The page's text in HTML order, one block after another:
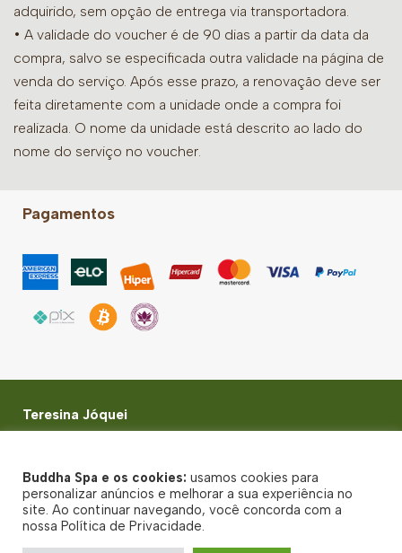
adquirido, sem opção de entrega via transportadora.
• A validade do voucher é de 90 dias a partir da data da
compra, salvo se especificada outra validade na página de
venda do serviço. Após esse prazo, a renovação deve ser
feita diretamente com a unidade onde a compra foi
realizada. O nome da unidade está descrito ao lado do
nome do serviço no voucher.
Pagamentos
Teresina Jóquei
© Buddha Spa 2026 - Todos direitos reservados
Política de Privacidade
Termos de uso
Buddha Spa e os cookies: usamos cookies para
personalizar anúncios e melhorar a sua experiência no
site. Ao continuar navegando, você concorda com a
nossa Política de Privacidade.